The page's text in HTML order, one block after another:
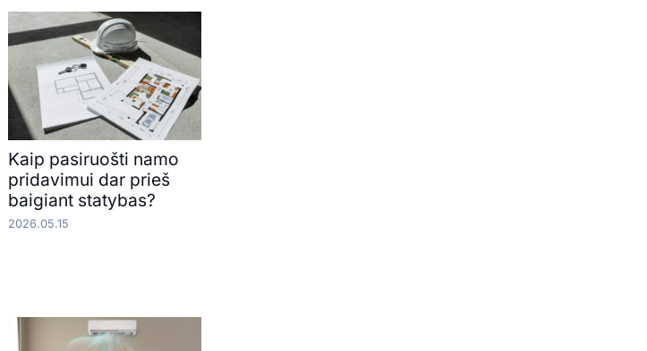
Kaip pasiruošti namo
pridavimui dar prieš
baigiant statybas?
2026.05.15